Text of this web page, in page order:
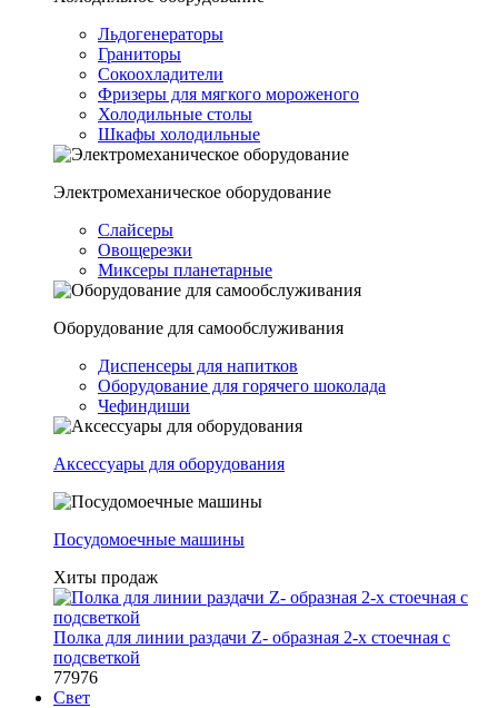
Льдогенераторы
Граниторы
Сокоохладители
Фризеры для мягкого мороженого
Холодильные столы
Шкафы холодильные
Электромеханическое оборудование
Слайсеры
Овощерезки
Миксеры планетарные
Оборудование для самообслуживания
Диспенсеры для напитков
Оборудование для горячего шоколада
Чефиндиши
Аксессуары для оборудования
Посудомоечные машины
Хиты продаж
Полка для линии раздачи Z- образная 2-х стоечная с
подсветкой
77976
Свет